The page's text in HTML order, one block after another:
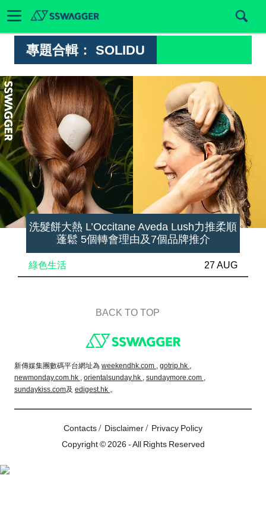
專題合輯： SOLIDU
洗髮餅大熱 L’Occitane Aveda Lush力推柔順
蓬鬆 5個轉會理由及7個品牌推介
綠色生活 27 AUG
BACK TO TOP
新傳媒集團數碼平台網址為 weekendhk.com , gotrip.hk ,
newmonday.com.hk , orientalsunday.hk , sundaymore.com ,
sundaykiss.com及 edigest.hk 。
Contacts/ Disclaimer/ Privacy Policy
Copyright © 2026 - All Rights Reserved